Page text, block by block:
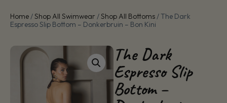
Home /Shop All Swimwear /Shop All Bottoms / The Dark
Espresso Slip Bottom – Donkerbruin – Bon Kini
The Dark
Espresso Slip
Bottom –